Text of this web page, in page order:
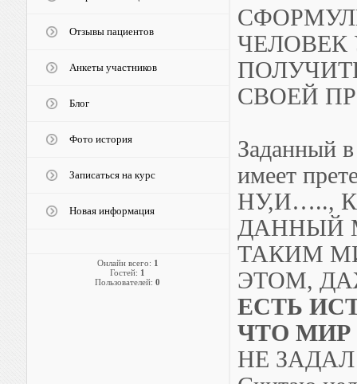
Отзывы пациентов
Анкеты участников
Блог
Фото история
Записаться на курс
Новая информация
Онлайн всего: 1
Гостей: 1
Пользователей: 0
ЧЕЛОВЕК
СВОЕЙ
Заданный
имеет
НУ,И…..,
ДАННЫЙ
ТАКИМ
ЭТОМ,
ЕСТЬ
ЧТО МИР
НЕ